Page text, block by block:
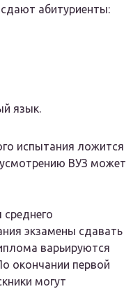
абитуриенты:
язык.
испытания ложится
ВУЗ может
экзамены сдавать
варьируются
окончании первой
могут